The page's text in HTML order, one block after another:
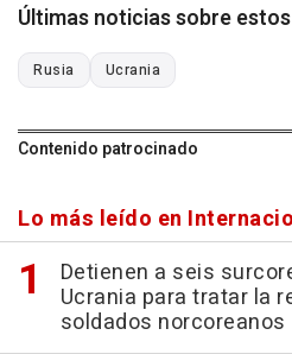
Últimas noticias sobre
Rusia Ucrania
Contenido patrocinado
Lo más leído en
Detienen a seis
Ucrania para tratar la
soldados norcoreanos